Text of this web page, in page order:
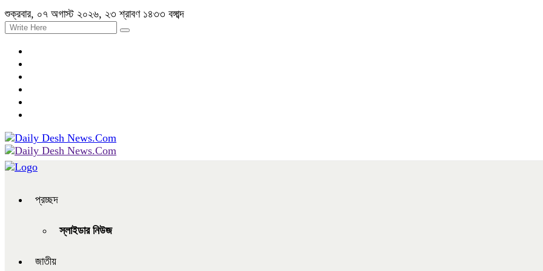
শুক্রবার, ০৭ অগাস্ট ২০২৬, ২৩ শ্রাবণ ১৪৩৩ বঙ্গাব্দ
প্রচ্ছদ
স্লাইডার নিউজ
জাতীয়